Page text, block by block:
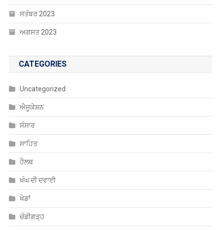
ਸਤੰਬਰ 2023
ਅਗਸਤ 2023
CATEGORIES
Uncategorized
ਐਜੂਕੇਸ਼ਨ
ਸੰਸਾਰ
ਸਾਹਿਤ
ਹੈਲਥ
ਖੰਘ ਦੀ ਦਵਾਈ
ਖੇਡਾਂ
ਚੰਡੀਗੜ੍ਹ